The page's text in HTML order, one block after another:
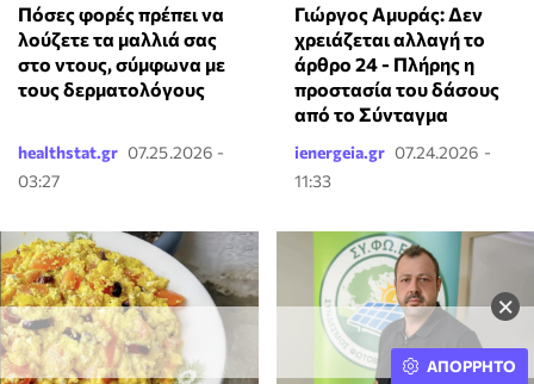
×
Πόσες φορές πρέπει να
λούζετε τα μαλλιά σας
στο ντους, σύμφωνα με
τους δερματολόγους
healthstat.gr 07.25.2026 -
03:27
Γιώργος Αμυράς: Δεν
χρειάζεται αλλαγή το
άρθρο 24 - Πλήρης η
προστασία του δάσους
από το Σύνταγμα
ienergeia.gr 07.24.2026 -
11:33
ΑΠΟΡΡΗΤΟ